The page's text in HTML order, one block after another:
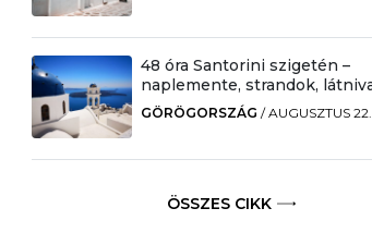
48 óra Santorini szigetén –
naplemente, strandok,
GÖRÖGORSZÁG /AUGUSZTUS 22.
ÖSSZES CIKK